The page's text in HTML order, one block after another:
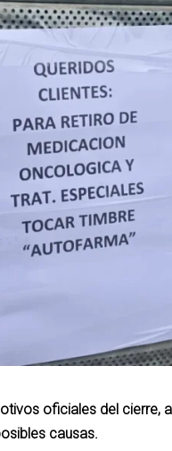
oficiales del cierre,
causas.